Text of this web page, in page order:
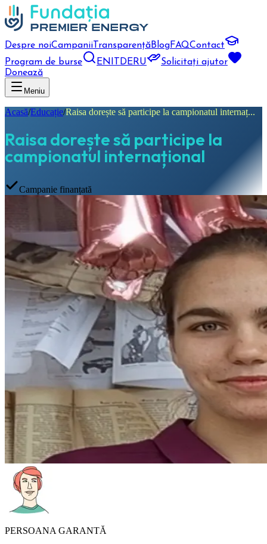
Despre noiCampanii TransparențăBlogFAQContact
Program de burse
EN DERU
Solicitați ajutor
Donează
Meniu
Acasă/Educație/Raisa dorește să participe la campionatul internaț...
Raisa dorește să participe la
campionatul internațional
Campanie finanțată
PERSOANA GARANTĂ